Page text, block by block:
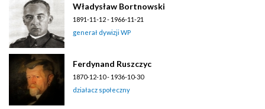
Władysław Bortnowski
1891-11-12 - 1966-11-21
generał dywizji WP
Ferdynand Ruszczyc
1870-12-10 - 1936-10-30
działacz społeczny